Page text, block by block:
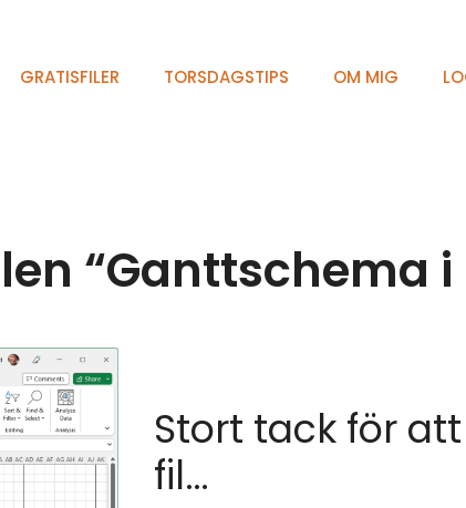
GRATISFILER TORSDAGSTIPS OM MIG
“Ganttschema i
Stort tack för
fil…